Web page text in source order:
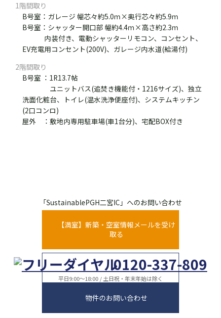
1階間取り
B号室：ガレージ 幅芯々約5.0ｍ×奥行芯々約5.9ｍ
B号室：シャッター開口部 幅約4.4ｍ×高さ約2.3ｍ
内装付き、電動シャッターリモコン、コンセント、
EV充電用コンセント(200V)、ガレージ内水道(給湯付)
2階間取り
B号室 ：1R13.7帖
ユニットバス(追焚き機能付・1216サイズ)、独立
洗面化粧台、トイレ(温水洗浄便座付)、システムキッチン
(2口コンロ)
屋外 ：敷地内専用駐車場(車1台分)、宅配BOX付き
「SustainablePGH二宮IC」へのお問い合わせ
【満室】新築・空室情報メールを受け
取る
0120-337-809
平日9:00～18:00 / 土日祝・年末年始は除く
物件のお問い合わせ